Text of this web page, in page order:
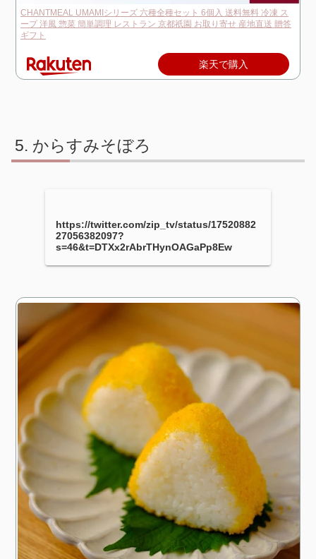
CHANTMEAL UMAMIシリーズ 六種全種セット 6個入 送料無料 冷凍 ス
ープ 洋風 惣菜 簡単調理 レストラン 京都祇園 お取り寄せ 産地直送 贈答
ギフト
楽天で購入
からすみそぼろ
https://twitter.com/zip_tv/status/17520882
27056382097?
s=46&t=DTXx2rAbrTHynOAGaPp8Ew